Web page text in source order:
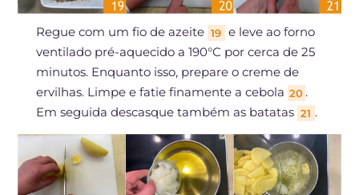
Regue com um fio de azeite 19 e leve ao forno
ventilado pré-aquecido a 190°C por cerca de 25
minutos. Enquanto isso, prepare o creme de
ervilhas. Limpe e fatie finamente a cebola 20 .
Em seguida descasque também as batatas 21 .